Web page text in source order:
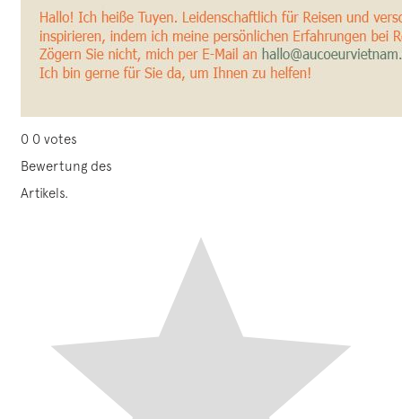
0 0 votes
Bewertung des
Artikels.